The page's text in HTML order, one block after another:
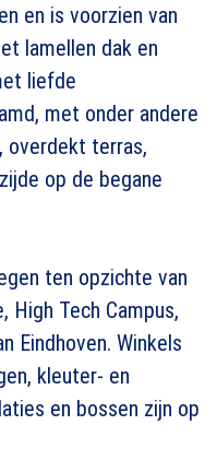
en is voorzien van
lamellen dak en
liefde
met onder andere
overdekt terras,
op de begane
ten opzichte van
High Tech Campus,
Eindhoven. Winkels
kleuter- en
en bossen zijn op